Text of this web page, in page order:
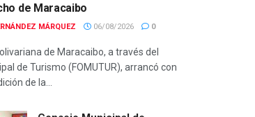
de Maracaibo
MÁRQUEZ 06/08/2026 0
de Maracaibo, a través del
de Turismo (FOMUTUR), arrancó con
de la...